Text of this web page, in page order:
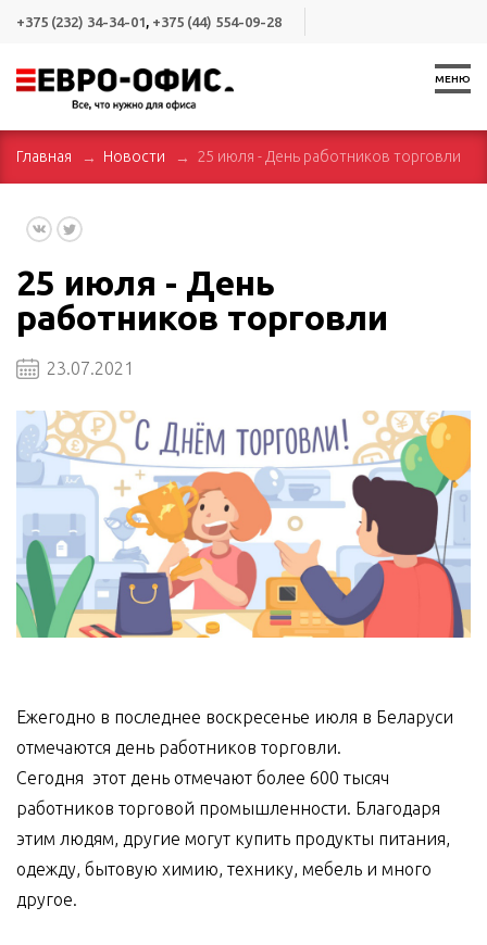
+375 (232) 34-34-01, +375 (44) 554-09-28
МЕНЮ
Главная Новости 25 июля - День работников торговли
25 июля - День
работников торговли
23.07.2021
Ежегодно в последнее воскресенье июля в Беларуси
отмечаются день работников торговли.
Сегодня этот день отмечают более 600 тысяч
работников торговой промышленности. Благодаря
этим людям, другие могут купить продукты питания,
одежду, бытовую химию, технику, мебель и много
другое.